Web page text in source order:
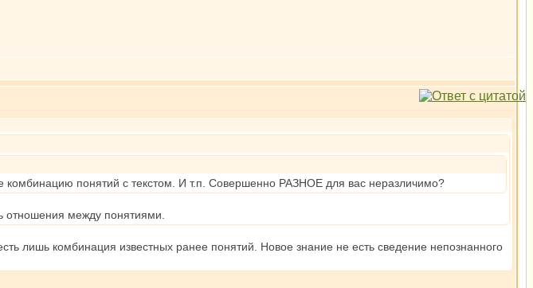
комбинацию понятий с текстом. И т.п. Совершенно РАЗНОЕ для вас неразличимо?
отношения между понятиями.
лишь комбинация известных ранее понятий. Новое знание не есть сведение непознанного